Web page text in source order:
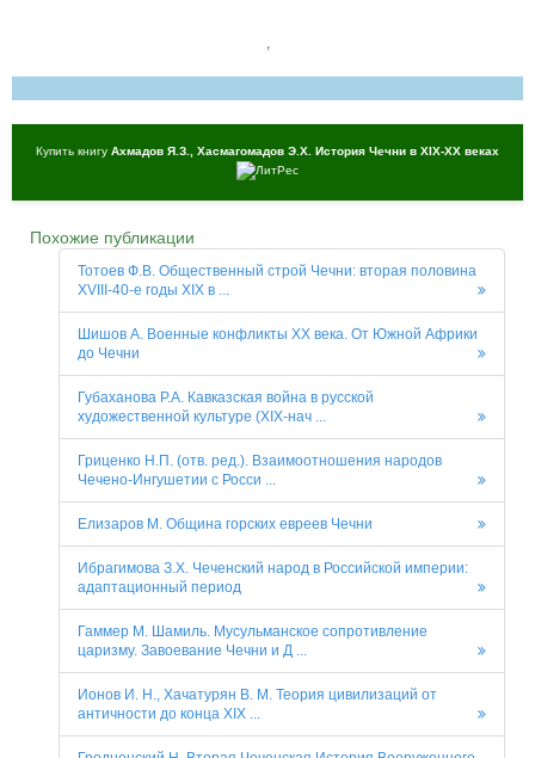
,
Купить книгу Ахмадов Я.З., Хасмагомадов Э.X. История Чечни в XIX-XX веках
Похожие публикации
Тотоев Ф.В. Общественный строй Чечни: вторая половина
XVIII-40-е годы XIX в ...
Шишов А. Военные конфликты ХХ века. От Южной Африки
до Чечни
Губаханова Р.А. Кавказская война в русской
художественной культуре (XIX-нач ...
Гриценко Н.П. (отв. ред.). Взаимоотношения народов
Чечено-Ингушетии с Росси ...
Елизаров М. Община горских евреев Чечни
Ибрагимова З.Х. Чеченский народ в Российской империи:
адаптационный период
Гаммер М. Шамиль. Мусульманское сопротивление
царизму. Завоевание Чечни и Д ...
Ионов И. Н., Хачатурян В. М. Теория цивилизаций от
античности до конца XIX ...